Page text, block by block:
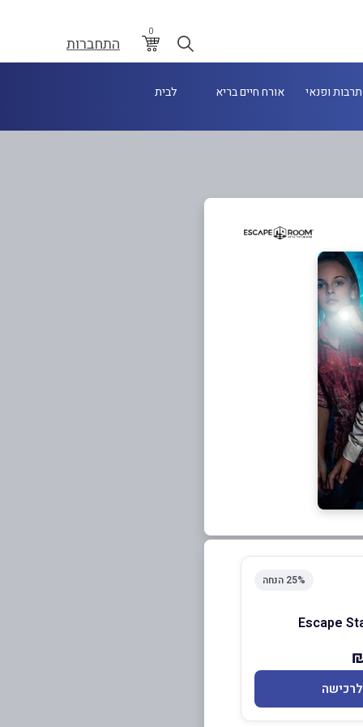
0
התחברות
תרבות ופנאי אורח חיים בריא לבית
25% הנחה
Escape
לרכישה